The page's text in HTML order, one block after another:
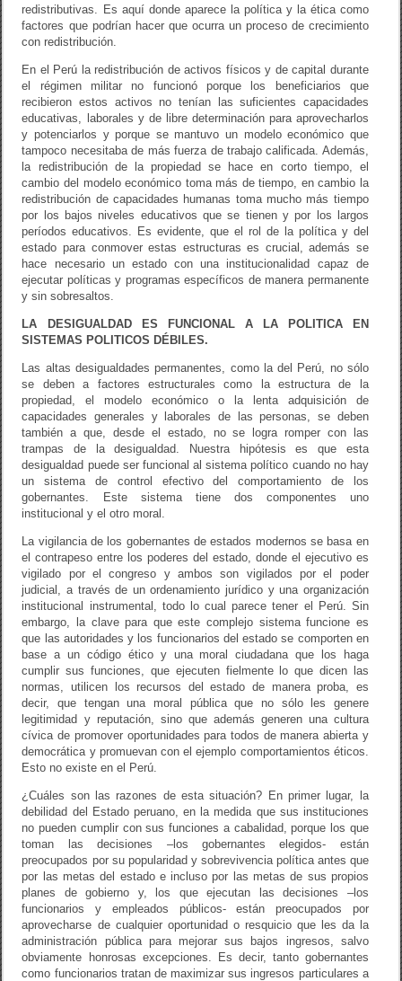
redistributivas. Es aquí donde aparece la política y la ética como
factores que podrían hacer que ocurra un proceso de crecimiento
con redistribución.
En el Perú la redistribución de activos físicos y de capital durante
el régimen militar no funcionó porque los beneficiarios que
recibieron estos activos no tenían las suficientes capacidades
educativas, laborales y de libre determinación para aprovecharlos
y potenciarlos y porque se mantuvo un modelo económico que
tampoco necesitaba de más fuerza de trabajo calificada. Además,
la redistribución de la propiedad se hace en corto tiempo, el
cambio del modelo económico toma más de tiempo, en cambio la
redistribución de capacidades humanas toma mucho más tiempo
por los bajos niveles educativos que se tienen y por los largos
períodos educativos. Es evidente, que el rol de la política y del
estado para conmover estas estructuras es crucial, además se
hace necesario un estado con una institucionalidad capaz de
ejecutar políticas y programas específicos de manera permanente
y sin sobresaltos.
LA DESIGUALDAD ES FUNCIONAL A LA POLITICA EN
SISTEMAS POLITICOS DÉBILES.
Las altas desigualdades permanentes, como la del Perú, no sólo
se deben a factores estructurales como la estructura de la
propiedad, el modelo económico o la lenta adquisición de
capacidades generales y laborales de las personas, se deben
también a que, desde el estado, no se logra romper con las
trampas de la desigualdad. Nuestra hipótesis es que esta
desigualdad puede ser funcional al sistema político cuando no hay
un sistema de control efectivo del comportamiento de los
gobernantes. Este sistema tiene dos componentes uno
institucional y el otro moral.
La vigilancia de los gobernantes de estados modernos se basa en
el contrapeso entre los poderes del estado, donde el ejecutivo es
vigilado por el congreso y ambos son vigilados por el poder
judicial, a través de un ordenamiento jurídico y una organización
institucional instrumental, todo lo cual parece tener el Perú. Sin
embargo, la clave para que este complejo sistema funcione es
que las autoridades y los funcionarios del estado se comporten en
base a un código ético y una moral ciudadana que los haga
cumplir sus funciones, que ejecuten fielmente lo que dicen las
normas, utilicen los recursos del estado de manera proba, es
decir, que tengan una moral pública que no sólo les genere
legitimidad y reputación, sino que además generen una cultura
cívica de promover oportunidades para todos de manera abierta y
democrática y promuevan con el ejemplo comportamientos éticos.
Esto no existe en el Perú.
¿Cuáles son las razones de esta situación? En primer lugar, la
debilidad del Estado peruano, en la medida que sus instituciones
no pueden cumplir con sus funciones a cabalidad, porque los que
toman las decisiones –los gobernantes elegidos- están
preocupados por su popularidad y sobrevivencia política antes que
por las metas del estado e incluso por las metas de sus propios
planes de gobierno y, los que ejecutan las decisiones –los
funcionarios y empleados públicos- están preocupados por
aprovecharse de cualquier oportunidad o resquicio que les da la
administración pública para mejorar sus bajos ingresos, salvo
obviamente honrosas excepciones. Es decir, tanto gobernantes
como funcionarios tratan de maximizar sus ingresos particulares a